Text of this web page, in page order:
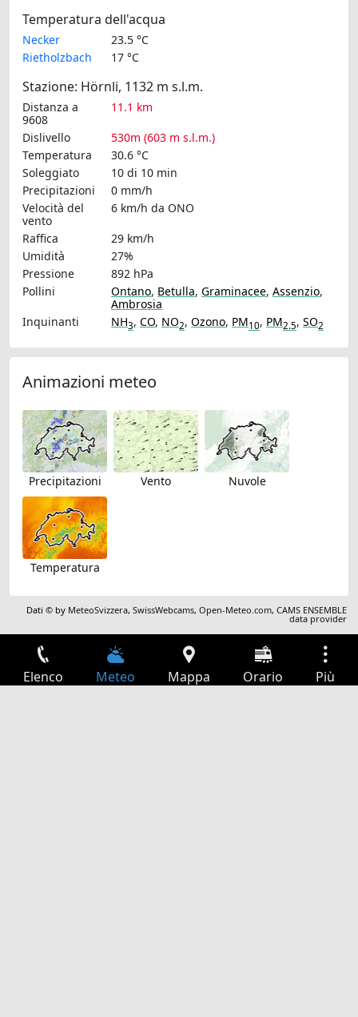
Temperatura dell'acqua
Necker
23.5 °C
Rietholzbach
17 °C
Stazione: Hörnli, 1132 m s.l.m.
Distanza a
9608
11.1 km
Dislivello
530m (603 m s.l.m.)
Temperatura
30.6 °C
Soleggiato
10 di 10 min
Precipitazioni
0 mm/h
Velocità del
vento
6 km/h da ONO
Raffica
29 km/h
Umidità
27%
Pressione
892 hPa
Pollini
Ontano, Betulla, Graminacee, Assenzio,
Ambrosia
Inquinanti
NH3, CO, NO2, Ozono, PM10, PM2.5, SO2
Animazioni meteo
Precipitazioni Vento Nuvole
Temperatura
Dati © by MeteoSvizzera,SwissWebcams,Open-Meteo.com,CAMS ENSEMBLE
data provider
Elenco Meteo Mappa Orario Più